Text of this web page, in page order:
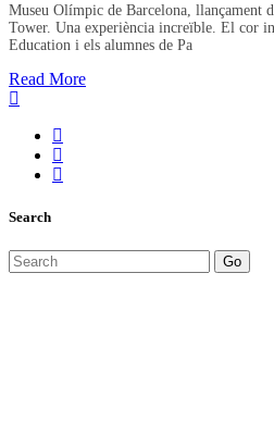
Museu Olímpic de Barcelona, ​​llançament
Tower. Una experiència increïble. El cor
Education i els alumnes de Pa
Read More
Search
Go